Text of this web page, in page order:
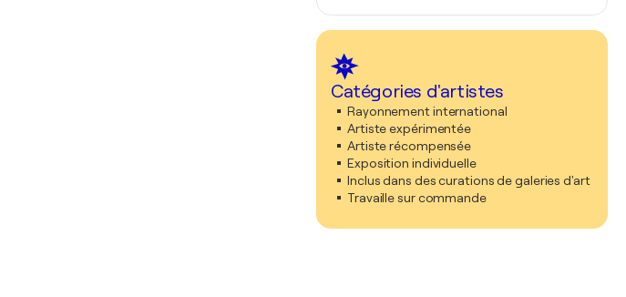
Catégories d'artistes
Rayonnement international
Artiste expérimentée
Artiste récompensée
Exposition individuelle
Inclus dans des curations de galeries d'art
Travaille sur commande